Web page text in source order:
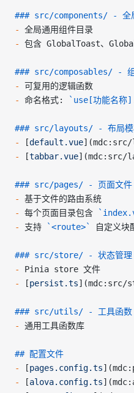
### src/components/ - 全
-
全局通用组件目录
-
包含 GlobalToast、
### src/composables/ - 组
-
可复用的逻辑函数
-
命名格式: `use[功能名
### src/layouts/ - 布局模
-
[default.vue](
-
[tabbar.vue](mdc:src/
### src/pages/ - 页面文件
-
基于文件的路由系统
-
每个页面目录包含
-
支持 `<route>` 自定义块
### src/store/ - 状态管理
-
Pinia store 文件
-
[persist.ts](mdc:src/
### src/utils/ - 工具函数
-
通用工具函数库
## 配置文件
-
[pages.config.ts](
-
[alova.config.ts](